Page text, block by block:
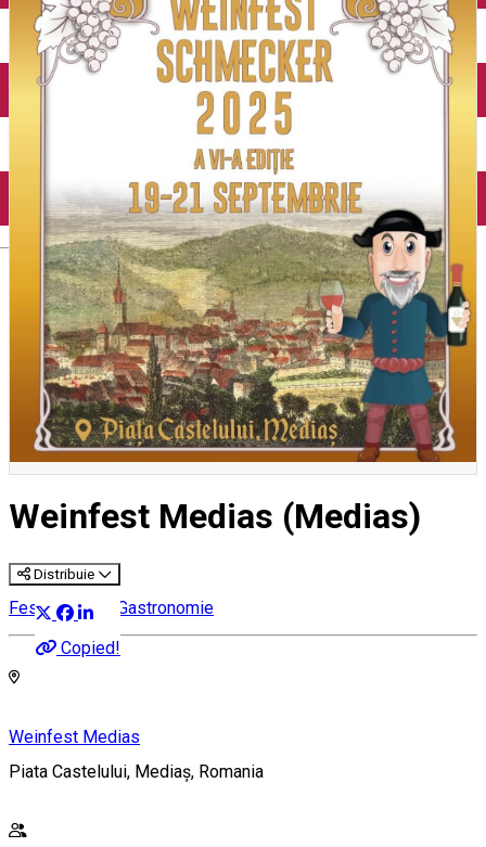
English
Weinfest Medias (Medias)
Distribuie
Copied!
Festival Vin & Gastronomie
Weinfest Medias
Piata Castelului, Mediaș, Romania